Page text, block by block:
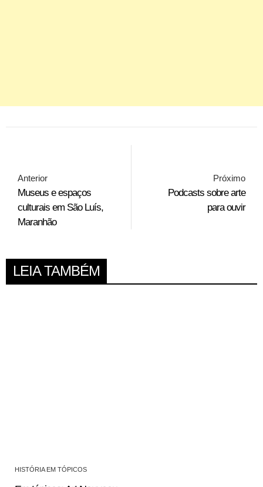
Anterior
Museus e espaços
culturais em São Luís,
Maranhão
Próximo
Podcasts sobre arte
para ouvir
LEIA TAMBÉM
HISTÓRIA EM TÓPICOS